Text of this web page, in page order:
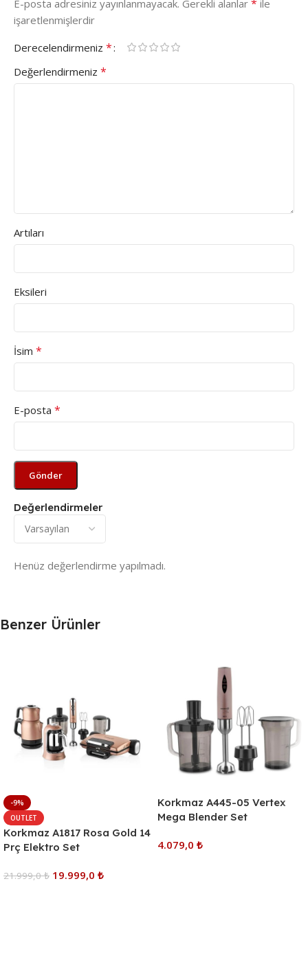
Değerlendirmeler
Henüz değerlendirme yapılmadı.
E-posta adresiniz yayınlanmayacak. Gerekli alanlar * ile
işaretlenmişlerdir
Derecelendirmeniz *
Değerlendirmeniz *
Artıları
Eksileri
İsim *
E-posta *
Benzer Ürünler
-9%
OUTLET
Korkmaz A1817 Rosa Gold 14
Prç Elektro Set
21.999,0₺ 19.999,0 ₺
Korkmaz A445-05 Vertex
Mega Blender Set
4.079,0 ₺